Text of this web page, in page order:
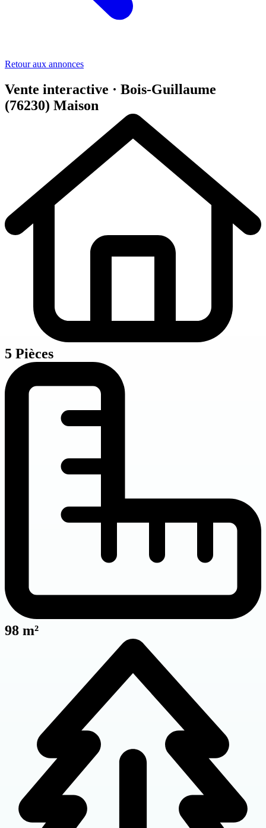
Retour aux annonces
Vente interactive · Bois-Guillaume
(76230) Maison
5 Pièces
98 m²